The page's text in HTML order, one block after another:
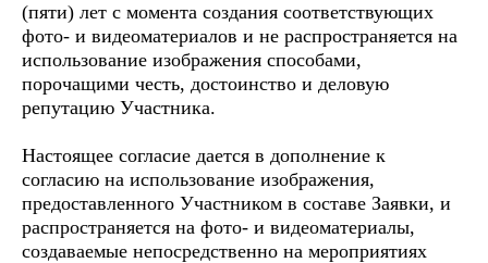
(пяти) лет с момента создания соответствующих
фото- и видеоматериалов и не распространяется на
использование изображения способами,
порочащими честь, достоинство и деловую
репутацию Участника.
Настоящее согласие дается в дополнение к
согласию на использование изображения,
предоставленного Участником в составе Заявки, и
распространяется на фото- и видеоматериалы,
создаваемые непосредственно на мероприятиях